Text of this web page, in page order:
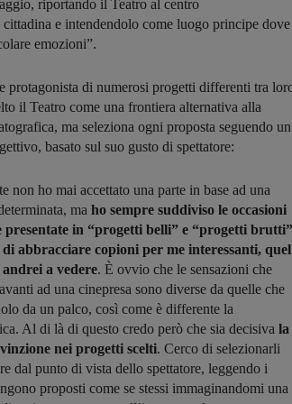
riportando il Teatro al centro
cittadina e intendendolo come luogo principe dove
emozioni”.
protagonista di numerosi progetti differenti tra
il Teatro come una frontiera alternativa alla
ma seleziona ogni proposta seguendo un
basato sul suo gusto di spettatore:
non ho mai accettato una parte in base ad una
ma ho sempre suddiviso le occasioni
presentate in “progetti belli” e “progetti
di abbracciare copioni per me interessanti,
a vedere. È ovvio che le sensazioni che
ad una cinepresa sono diverse da quelle che
da un palco, così come è differente la
Al di là di questo credo però che sia decisiva la
nei progetti scelti. Cerco di selezionarli
dal punto di vista dello spettatore, leggendo i
proposti come se stessi immaginandomi una